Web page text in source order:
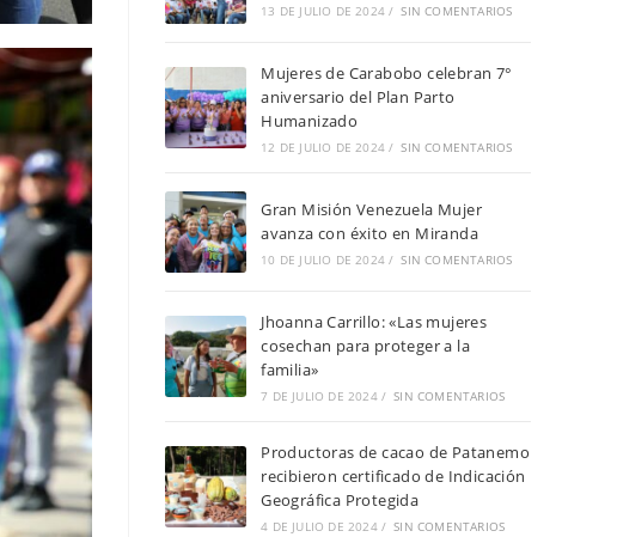
13 DE JULIO DE 2024 / SIN COMENTARIOS
Mujeres de Carabobo celebran 7°
aniversario del Plan Parto
Humanizado
12 DE JULIO DE 2024 / SIN COMENTARIOS
Gran Misión Venezuela Mujer
avanza con éxito en Miranda
10 DE JULIO DE 2024 / SIN COMENTARIOS
Jhoanna Carrillo: «Las mujeres
cosechan para proteger a la
familia»
7 DE JULIO DE 2024 / SIN COMENTARIOS
Productoras de cacao de Patanemo
recibieron certificado de Indicación
Geográfica Protegida
4 DE JULIO DE 2024 / SIN COMENTARIOS